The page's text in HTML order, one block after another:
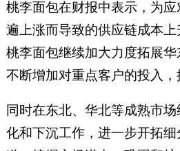
桃李面包在财报中表示，为
遍上涨而导致的供应链成本上
桃李面包继续加大力度拓展华
不断增加对重点客户的投入，
同时在东北、华北等成熟市
化和下沉工作，进一步开拓